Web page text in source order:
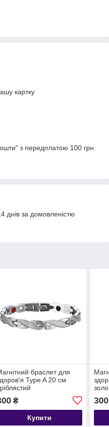
картку
з передплатою 100 грн.
днів за домовленістю
браслет для
Type A 20 см
₴
Купити
300